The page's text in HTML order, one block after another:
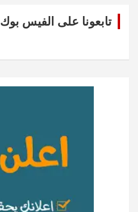
تابعونا على الفيس بوك